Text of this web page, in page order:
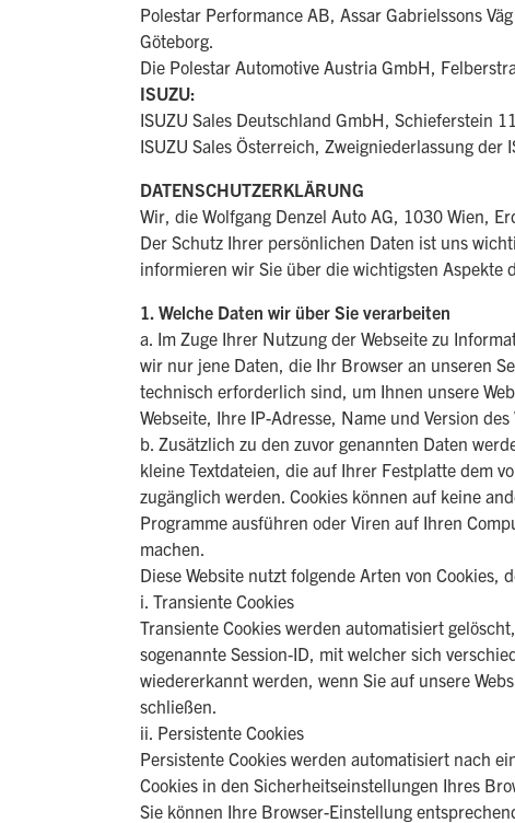
Polestar Performance AB, Assar Gabrielssons
Göteborg.
Die Polestar Automotive Austria GmbH,
ISUZU:
ISUZU Sales Deutschland GmbH, Schieferstein
ISUZU Sales Österreich, Zweigniederlassung
DATENSCHUTZERKLÄRUNG
Wir, die Wolfgang Denzel Auto AG, 1030 Wien,
Der Schutz Ihrer persönlichen Daten ist uns
informieren wir Sie über die wichtigsten Aspekte
1. Welche Daten wir über Sie verarbeiten
a. Im Zuge Ihrer Nutzung der Webseite zu
wir nur jene Daten, die Ihr Browser an unseren
technisch erforderlich sind, um Ihnen unsere
Webseite, Ihre IP-Adresse, Name und Version des
b. Zusätzlich zu den zuvor genannten Daten
kleine Textdateien, die auf Ihrer Festplatte dem
zugänglich werden. Cookies können auf keine
Programme ausführen oder Viren auf Ihren
machen.
Diese Website nutzt folgende Arten von
i. Transiente Cookies
Transiente Cookies werden automatisiert
sogenannte Session-ID, mit welcher sich
wiedererkannt werden, wenn Sie auf unsere
schließen.
ii. Persistente Cookies
Persistente Cookies werden automatisiert nach
Cookies in den Sicherheitseinstellungen Ihres
Sie können Ihre Browser-Einstellung